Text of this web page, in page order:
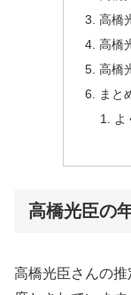
高橋
高橋
高橋
まと
よ
高橋光臣の
高橋光臣さんの